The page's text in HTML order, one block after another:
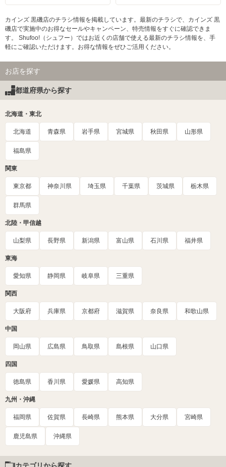
カインズ 黒磯店のチラシ情報を掲載しています。最新のチラシで、カインズ 黒
磯店で実施中のお得なセールやキャンペーン、特売情報をすぐに確認できま
す。 Shufoo!（シュフー）ではお近くの店舗で使える最新のチラシ情報を、手
軽にご確認いただけます。お得な情報をぜひご活用ください。
お店を探す
都道府県から探す
北海道・東北
北海道 青森県 岩手県 宮城県 秋田県 山形県
福島県
関東
東京都 神奈川県 埼玉県 千葉県 茨城県 栃木県
群馬県
北陸・甲信越
山梨県 長野県 新潟県 富山県 石川県 福井県
東海
愛知県 静岡県 岐阜県 三重県
関西
大阪府 兵庫県 京都府 滋賀県 奈良県 和歌山県
中国
岡山県 広島県 鳥取県 島根県 山口県
四国
徳島県 香川県 愛媛県 高知県
九州・沖縄
福岡県 佐賀県 長崎県 熊本県 大分県 宮崎県
鹿児島県 沖縄県